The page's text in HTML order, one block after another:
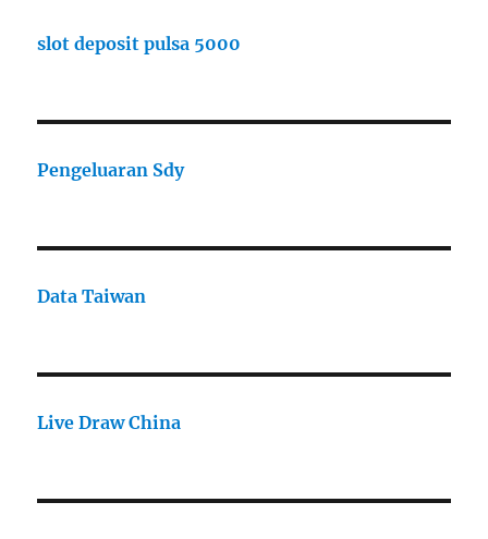
slot deposit pulsa 5000
Pengeluaran Sdy
Data Taiwan
Live Draw China